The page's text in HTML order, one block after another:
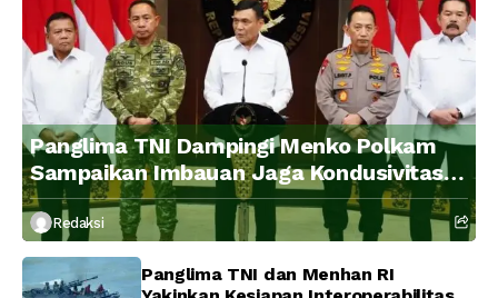
Panglima TNI Dampingi Menko Polkam
Sampaikan Imbauan Jaga Kondusivitas
Bangsa
Redaksi
Panglima TNI dan Menhan RI